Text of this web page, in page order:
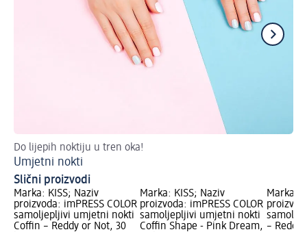
Do lijepih noktiju u tren oka!
Umjetni nokti
Slični proizvodi
Marka: KISS; Naziv
proizvoda: imPRESS COLOR
samoljepljivi umjetni nokti
Coffin – Reddy or Not, 30
Marka: KISS; Naziv
proizvoda: imPRESS COLOR
samoljepljivi umjetni nokti
Coffin Shape - Pink Dream,
Marka:
– Reddy